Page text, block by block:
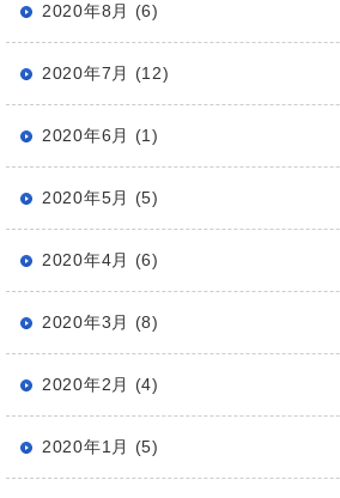
2020年8月 (6)
2020年7月 (12)
2020年6月 (1)
2020年5月 (5)
2020年4月 (6)
2020年3月 (8)
2020年2月 (4)
2020年1月 (5)